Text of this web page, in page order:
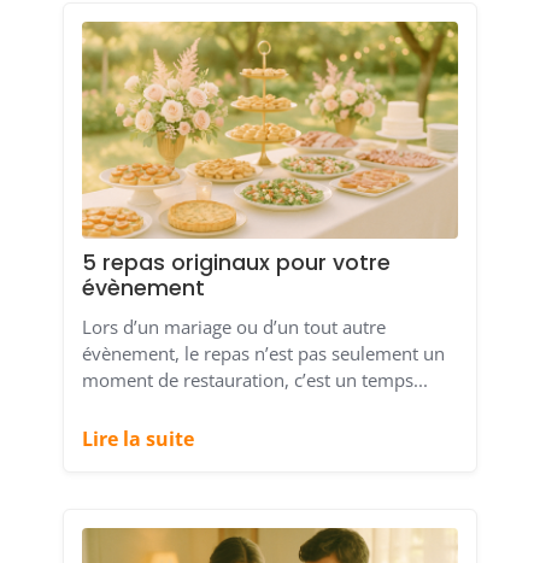
5 repas originaux pour votre
évènement
Lors d’un mariage ou d’un tout autre
évènement, le repas n’est pas seulement un
moment de restauration, c’est un temps...
Lire la suite